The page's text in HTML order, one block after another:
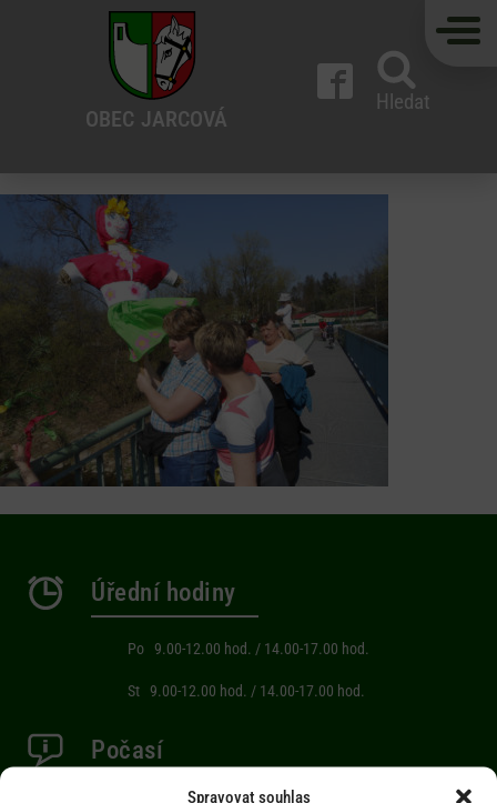
Spravovat souhlas
OBEC JARCOVÁ
Hledat
Úřední hodiny
Po 9.00-12.00 hod. / 14.00-17.00 hod.
St 9.00-12.00 hod. / 14.00-17.00 hod.
Počasí